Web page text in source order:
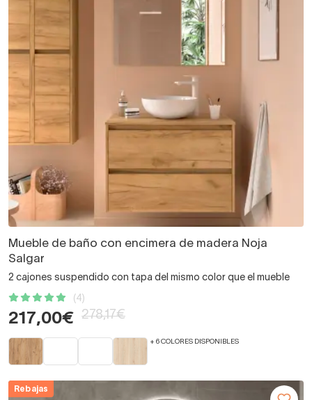
Mueble de baño con encimera de madera Noja
Salgar
2 cajones suspendido con tapa del mismo color que el mueble
(4)
217,00€ 278,17€
+ 6 COLORES DISPONIBLES
Rebajas